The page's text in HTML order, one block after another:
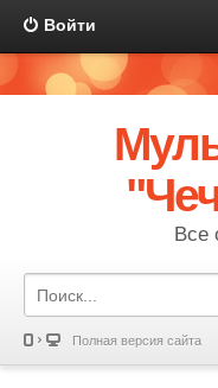
Войти
Все
Полная версия сайта